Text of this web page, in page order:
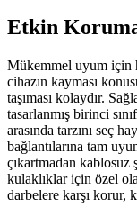
Etkin
Mükemmel uyum için
cihazın kayması
taşıması kolaydır.
tasarlanmış birinci
arasında tarzını seç
bağlantılarına tam
çıkartmadan
kulaklıklar için özel
darbelere karşı korur,